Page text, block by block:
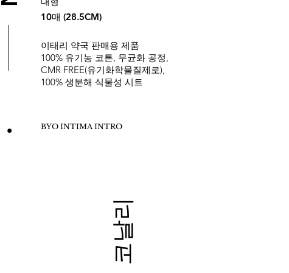
10매 (28.5CM)
이태리 약국 판매용 제품
100% 유기농 코튼, 무균화 공정,
CMR FREE(유기화학물질제로),
100% 생분해 식물성 시트
BYO INTIMA INTRO